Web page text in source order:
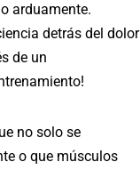
arduamente.
detrás del dolor
de un
no solo se
o que músculos